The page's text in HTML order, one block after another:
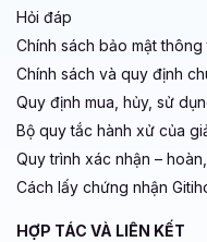
Hỏi đáp
Chính sách bảo mật thông
Chính sách và quy định
Quy định mua, hủy, sử
Bộ quy tắc hành xử của
Quy trình xác nhận –
Cách lấy chứng nhận
HỢP TÁC VÀ LIÊN KẾT